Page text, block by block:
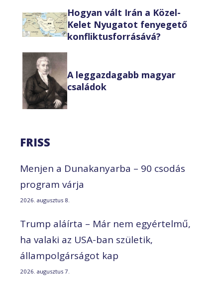
Hogyan vált Irán a Közel-
Kelet Nyugatot fenyegető
konfliktusforrásává?
A leggazdagabb magyar
családok
FRISS
Menjen a Dunakanyarba – 90 csodás
program várja
2026. augusztus 8.
Trump aláírta – Már nem egyértelmű,
ha valaki az USA-ban születik,
állampolgárságot kap
2026. augusztus 7.